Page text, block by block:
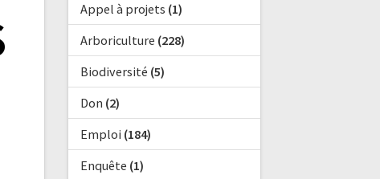
Appel à projets (1)
Arboriculture (228)
Biodiversité (5)
Don (2)
Emploi (184)
Enquête (1)